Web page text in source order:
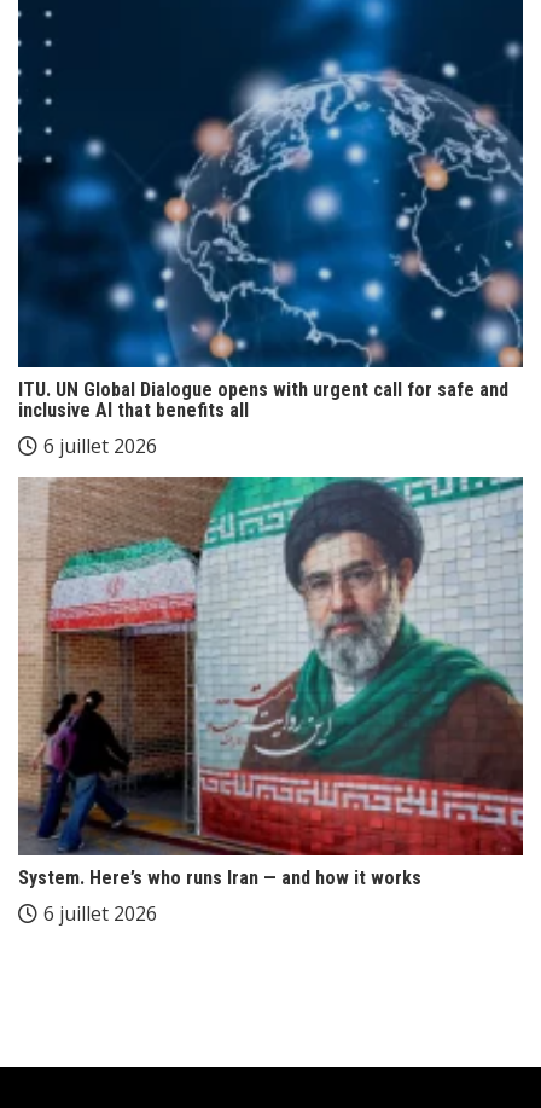
ITU. UN Global Dialogue opens with urgent call for safe and
inclusive AI that benefits all
6 juillet 2026
System. Here’s who runs Iran — and how it works
6 juillet 2026